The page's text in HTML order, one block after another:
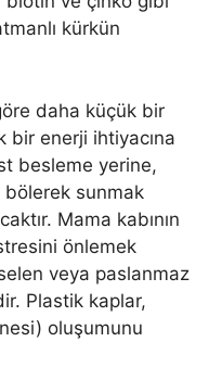
kürkün
daha küçük bir
bir enerji ihtiyacına
besleme yerine,
sunmak
Mama kabının
önlemek
veya paslanmaz
Plastik kaplar,
oluşumunu